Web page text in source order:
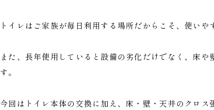
トイレはご家族が毎日利用する場所だからこそ、使いや
また、長年使用していると設備の劣化だけでなく、床
す。
今回はトイレ本体の交換に加え、床・壁・天井のクロス